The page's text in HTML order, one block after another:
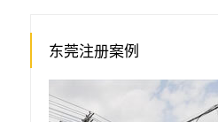
东莞注册案例